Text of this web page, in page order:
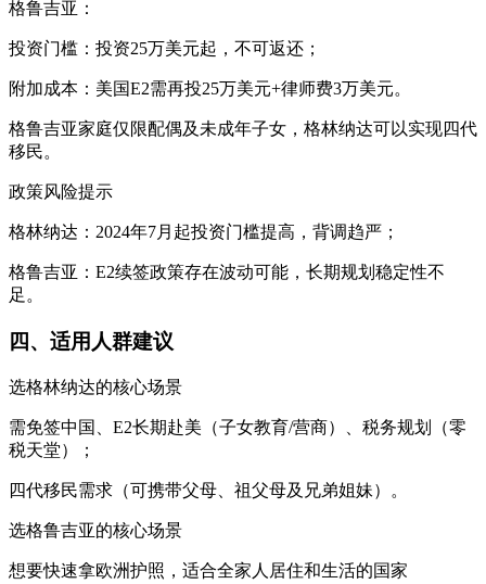
格鲁吉亚：
投资门槛：投资25万美元起，不可返还；
附加成本：美国E2需再投25万美元+律师费3万美元。
格鲁吉亚家庭仅限配偶及未成年子女，格林纳达可以实现四代
移民。
政策风险提示
格林纳达：2024年7月起投资门槛提高，背调趋严；
格鲁吉亚：E2续签政策存在波动可能，长期规划稳定性不
足。
四、适用人群建议
选格林纳达的核心场景
需免签中国、E2长期赴美（子女教育/营商）、税务规划（零
税天堂）；
四代移民需求（可携带父母、祖父母及兄弟姐妹）。
选格鲁吉亚的核心场景
想要快速拿欧洲护照，适合全家人居住和生活的国家